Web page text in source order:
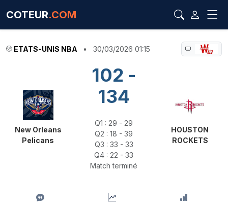
COTEUR.COM
ETATS-UNIS NBA • 30/03/2026 01:15
New Orleans
Pelicans
102 -
134
Q1 : 29 - 29
Q2 : 18 - 39
Q3 : 33 - 33
Q4 : 22 - 33
Match terminé
HOUSTON
ROCKETS